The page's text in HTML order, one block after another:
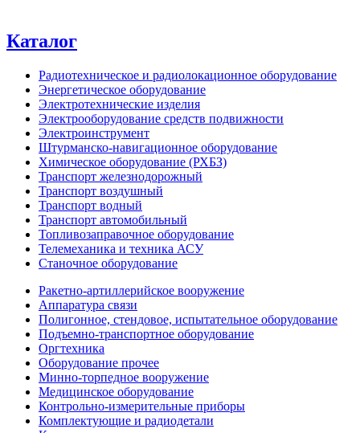
Каталог
Радиотехническое и радиолокационное оборудование
Энергетическое оборудование
Электротехнические изделия
Электрооборудование средств подвижности
Электроинструмент
Штурманско-навигационное оборудование
Химическое оборудование (РХБЗ)
Транспорт железнодорожный
Транспорт воздушный
Транспорт водный
Транспорт автомобильный
Топливозаправочное оборудование
Телемеханика и техника АСУ
Станочное оборудование
Ракетно-артиллерийское вооружение
Аппаратура связи
Полигонное, стендовое, испытательное оборудование
Подъемно-транспортное оборудование
Оргтехника
Оборудование прочее
Минно-торпедное вооружение
Медицинское оборудование
Контрольно-измерительные приборы
Комплектующие и радиодетали